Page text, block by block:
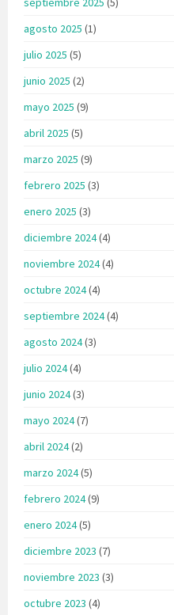
agosto 2025 (1)
julio 2025 (5)
junio 2025 (2)
mayo 2025 (9)
abril 2025 (5)
marzo 2025 (9)
febrero 2025 (3)
enero 2025 (3)
diciembre 2024(4)
noviembre 2024(4)
octubre 2024(4)
septiembre 2024(4)
agosto 2024(3)
julio 2024(4)
junio 2024(3)
mayo 2024(7)
abril 2024(2)
marzo 2024(5)
febrero 2024(9)
enero 2024(5)
diciembre 2023 (7)
noviembre 2023 (3)
octubre 2023 (4)